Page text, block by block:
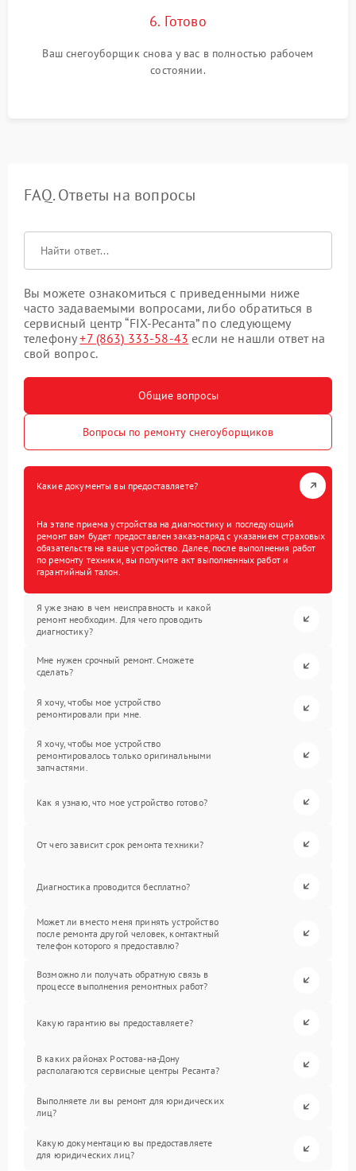
6. Готово
Ваш снегоуборщик снова у вас в полностью рабочем
состоянии.
FAQ. Ответы на вопросы
Вы можете ознакомиться с приведенными ниже
часто задаваемыми вопросами, либо обратиться в
сервисный центр “FIX-Ресанта” по следующему
телефону+7 (863) 333-58-43 если не нашли ответ на
свой вопрос.
Общие вопросы
Вопросы по ремонту снегоуборщиков
Какие документы вы предоставляете?
На этапе приема устройства на диагностику и последующий
ремонт вам будет предоставлен заказ-наряд с указанием страховых
обязательств на ваше устройство. Далее, после выполнения работ
по ремонту техники, вы получите акт выполненных работ и
гарантийный талон.
Я уже знаю в чем неисправность и какой
ремонт необходим. Для чего проводить
диагностику?
Мне нужен срочный ремонт. Сможете
сделать?
Я хочу, чтобы мое устройство
ремонтировали при мне.
Я хочу, чтобы мое устройство
ремонтировалось только оригинальными
запчастями.
Как я узнаю, что мое устройство готово?
От чего зависит срок ремонта техники?
Диагностика проводится бесплатно?
Может ли вместо меня принять устройство
после ремонта другой человек, контактный
телефон которого я предоставлю?
Возможно ли получать обратную связь в
процессе выполнения ремонтных работ?
Какую гарантию вы предоставляете?
В каких районах Ростова-на-Дону
располагаются сервисные центры Ресанта?
Выполняете ли вы ремонт для юридических
лиц?
Какую документацию вы предоставляете
для юридических лиц?